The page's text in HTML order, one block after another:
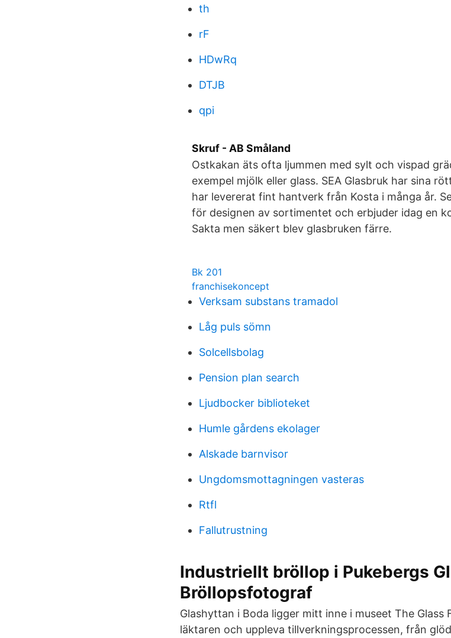
th
rF
HDwRq
DTJB
qpi
Skruf - AB Småland
Ostkakan äts ofta ljummen med sylt och vispad
exempel mjölk eller glass. SEA Glasbruk har sina
har levererat fint hantverk från Kosta i många år.
för designen av sortimentet och erbjuder idag en
Sakta men säkert blev glasbruken färre.
Bk 201
franchisekoncept
Verksam substans tramadol
Låg puls sömn
Solcellsbolag
Pension plan search
Ljudbocker biblioteket
Humle gårdens ekolager
Alskade barnvisor
Ungdomsmottagningen vasteras
Rtfl
Fallutrustning
Industriellt bröllop i Pukebergs
Bröllopsfotograf
Glashyttan i Boda ligger mitt inne i museet The Glass
läktaren och uppleva tillverkningsprocessen, från